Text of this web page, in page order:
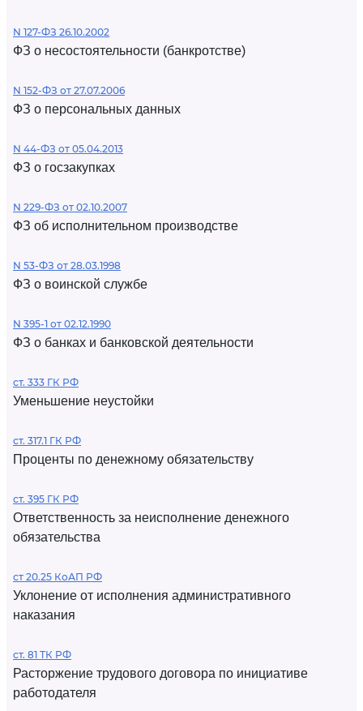
N 127-ФЗ 26.10.2002
ФЗ о несостоятельности (банкротстве)
N 152-ФЗ от 27.07.2006
ФЗ о персональных данных
N 44-ФЗ от 05.04.2013
ФЗ о госзакупках
N 229-ФЗ от 02.10.2007
ФЗ об исполнительном производстве
N 53-ФЗ от 28.03.1998
ФЗ о воинской службе
N 395-1 от 02.12.1990
ФЗ о банках и банковской деятельности
ст. 333 ГК РФ
Уменьшение неустойки
ст. 317.1 ГК РФ
Проценты по денежному обязательству
ст. 395 ГК РФ
Ответственность за неисполнение денежного
обязательства
ст 20.25 КоАП РФ
Уклонение от исполнения административного
наказания
ст. 81 ТК РФ
Расторжение трудового договора по инициативе
работодателя